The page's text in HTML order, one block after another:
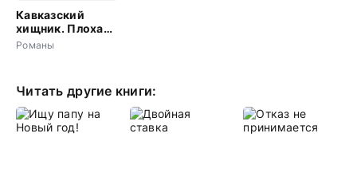
Кавказский
хищник. Плохая
девочка будет
Романы
Читать другие книги: